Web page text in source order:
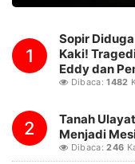
1
Sopir
Kaki!
Eddy dan
Dibaca:1482
2
Tanah
Menjadi
Dibaca:246